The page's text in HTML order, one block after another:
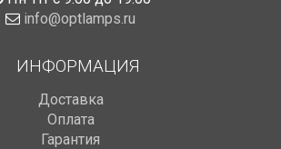
info@optlamps.ru
ИНФОРМАЦИЯ
Доставка
Оплата
Гарантия